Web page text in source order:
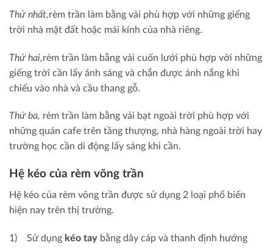
Thứ nhất,rèm trần làm bằng vải phù hợp với những giếng
trời nhà mặt đất hoặc mái kính của nhà riêng.
Thứ hai,rèm trần làm bằng vải cuốn lưới phù hợp với những
giếng trời cần lấy ánh sáng và chắn được ánh nắng khi
chiếu vào nhà và cầu thang gỗ.
Thứ ba, rèm trần làm bằng vải bạt ngoài trời phù hợp với
những quán cafe trên tầng thượng, nhà hàng ngoài trời hay
trường học cần di động lấy sáng khi cần.
Hệ kéo của rèm võng trần
Hệ kéo của rèm võng trần được sử dụng 2 loại phổ biến
hiện nay trên thị trường.
1) Sử dụng kéo tay bằng dây cáp và thanh định hướng